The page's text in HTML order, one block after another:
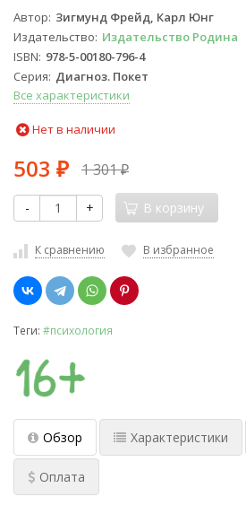
Автор Зигмунд Фрейд, Карл Юнг
Издательство Издательство Родина
ISBN 978-5-00180-796-4
Серия Диагноз. Покет
Все характеристики
Нет в наличии
503 ₽ 1 301₽
- + В корзину
К сравнению В избранное
Теги: #психология
Обзор Характеристики
Оплата